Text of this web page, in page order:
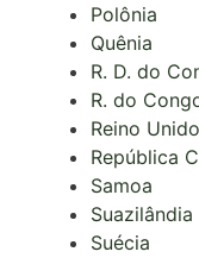
Polônia
Quênia
R. D. do
R. do
Reino Unido
República
Samoa
Suazilândia
Suécia